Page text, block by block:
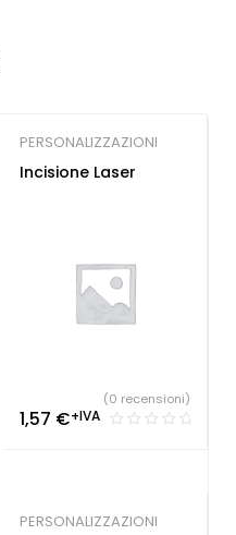
PERSONALIZZAZIONI
Incisione Laser
1,57 €+IVA
(0 recensioni)
PERSONALIZZAZIONI